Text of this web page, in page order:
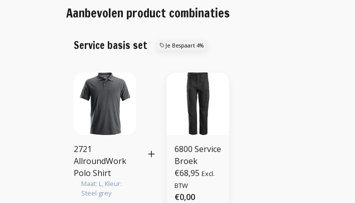
Aanbevolen product combinaties
Service basis set Je Bespaart 4%
2721
AllroundWork
Polo Shirt
Maat: L, Kleur:
Steel grey
6800 Service
Broek
€68,95 Excl.
BTW
€0,00